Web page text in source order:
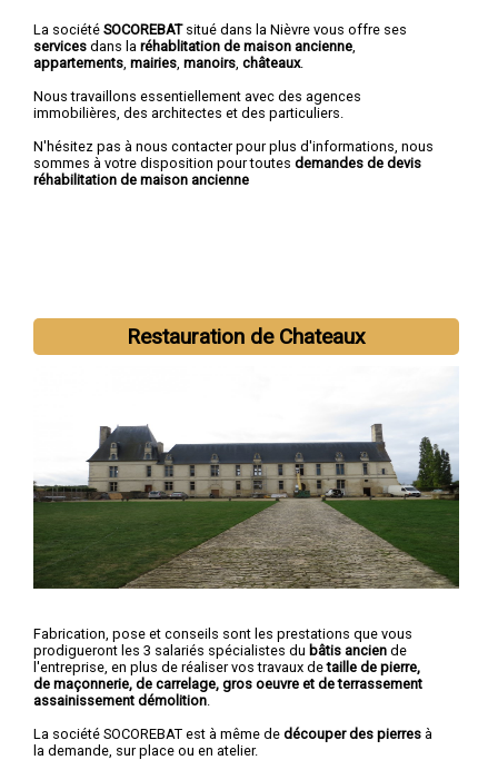
La société SOCOREBATsitué dans la Nièvre vous offre ses
services dans la réhablitation de maison ancienne
appartements mairies manoirs châteaux.
Nous travaillons essentiellement avec des agences
immobilières, des architectes et des particuliers.
N'hésitez pas à nous contacter pour plus d'informations, nous
sommes à votre disposition pour toutes demandes de devis
réhabilitation de maison ancienne
Restauration de Chateaux
Fabrication, pose et conseils sont les prestations que vous
prodigueront les 3 salariés spécialistes du bâtis ancien de
l'entreprise, en plus de réaliser vos travaux detaille de pierre,
de maçonnerie, de carrelage, gros oeuvre et de terrassement
assainissement démolition
La société SOCOREBAT est à même de découper des pierres à
la demande, sur place ou en atelier.